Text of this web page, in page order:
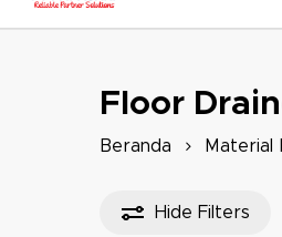
Floor
Beranda Material
Hide Filters